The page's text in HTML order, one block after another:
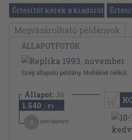
Értesítőt kérek a kiadóról
Megvásárolható példányok
ÁLLAPOTFOTÓK
Szép állapotú példány. Melléklet nélkül.
Állapot: Jó
1.540 ,-Ft
pont kapható